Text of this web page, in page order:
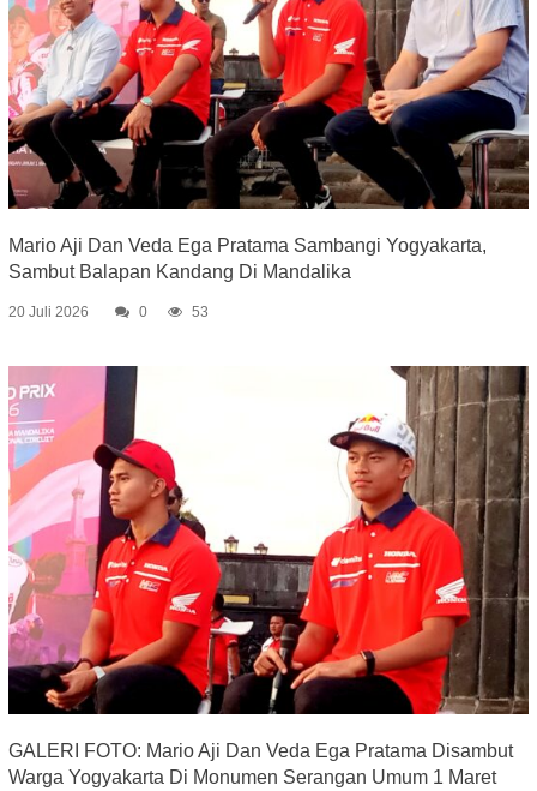
Mario Aji Dan Veda Ega Pratama Sambangi Yogyakarta,
Sambut Balapan Kandang Di Mandalika
20 Juli 2026 0 53
GALERI FOTO: Mario Aji Dan Veda Ega Pratama Disambut
Warga Yogyakarta Di Monumen Serangan Umum 1 Maret